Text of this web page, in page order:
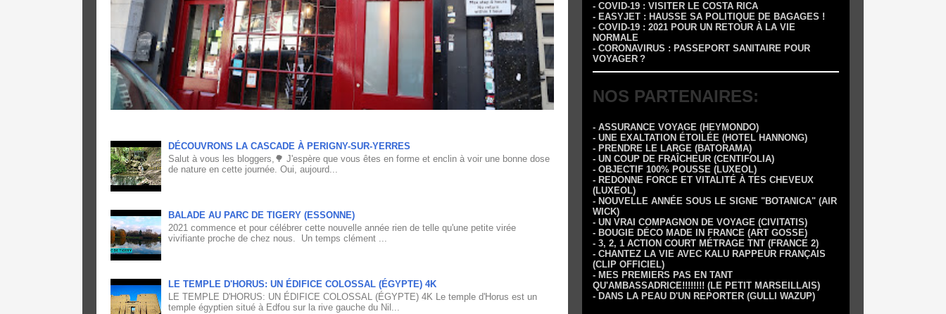
DÉCOUVRONS LA CASCADE À PERIGNY-SUR-YERRES
Salut à vous les bloggers,🌳 J'espère que vous êtes en forme et enclin à voir une bonne dose
de nature en cette journée. Oui, aujourd...
BALADE AU PARC DE TIGERY (ESSONNE)
2021 commence et pour célébrer cette nouvelle année rien de telle qu'une petite virée
vivifiante proche de chez nous. Un temps clément ...
LE TEMPLE D'HORUS: UN ÉDIFICE COLOSSAL (ÉGYPTE) 4K
LE TEMPLE D'HORUS: UN ÉDIFICE COLOSSAL (ÉGYPTE) 4K Le temple d'Horus est un
temple égyptien situé à Edfou sur la rive gauche du Nil...
- COVID-19 : VISITER LE COSTA RICA
- EASYJET : HAUSSE SA POLITIQUE DE BAGAGES !
- COVID-19 : 2021 POUR UN RETOUR À LA VIE
NORMALE
- CORONAVIRUS : PASSEPORT SANITAIRE POUR
VOYAGER ?
NOS PARTENAIRES:
- ASSURANCE VOYAGE (HEYMONDO)
- UNE EXALTATION ÉTOILÉE (HOTEL HANNONG)
- PRENDRE LE LARGE (BATORAMA)
- UN COUP DE FRAÎCHEUR (CENTIFOLIA)
- OBJECTIF 100% POUSSE (LUXEOL)
- REDONNE FORCE ET VITALITÉ À TES CHEVEUX
(LUXEOL)
- NOUVELLE ANNÉE SOUS LE SIGNE "BOTANICA" (AIR
WICK)
- UN VRAI COMPAGNON DE VOYAGE (CIVITATIS)
- BOUGIE DÉCO MADE IN FRANCE (ART GOSSE)
- 3, 2, 1 ACTION COURT MÉTRAGE TNT (FRANCE 2)
- CHANTEZ LA VIE AVEC KALU RAPPEUR FRANÇAIS
(CLIP OFFICIEL)
- MES PREMIERS PAS EN TANT
QU'AMBASSADRICE!!!!!!!! (LE PETIT MARSEILLAIS)
- DANS LA PEAU D'UN REPORTER (GULLI WAZUP)